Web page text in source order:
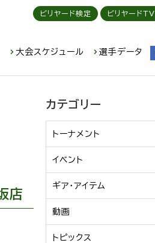
大会スケジュール 選手データ
ビリヤード検定 ビリヤードTV
店
カテゴリー
トーナメント
イベント
ギア・アイテム
動画
トピックス